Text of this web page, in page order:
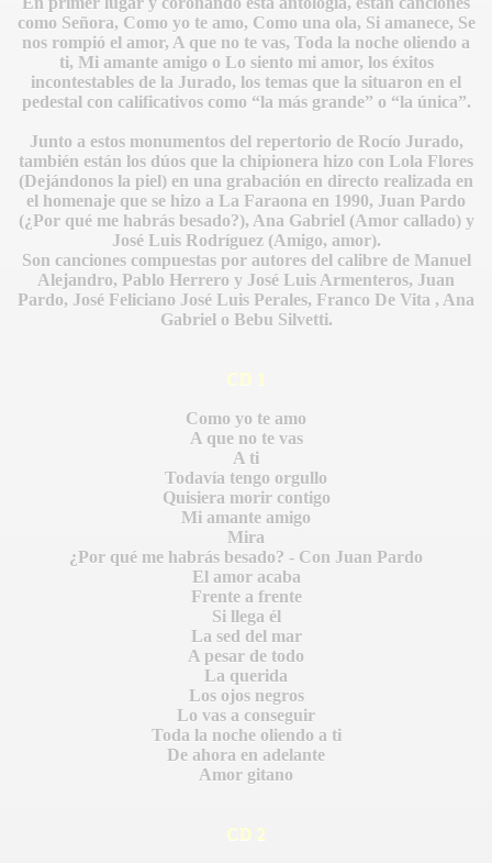
como Señora, Como yo te amo, Como una ola, Si amanece, Se
nos rompió el amor, A que no te vas, Toda la noche oliendo a
ti, Mi amante amigo o Lo siento mi amor, los éxitos
incontestables de la Jurado, los temas que la situaron en el
pedestal con calificativos como “la más grande” o “la única”.
Junto a estos monumentos del repertorio de Rocío Jurado,
también están los dúos que la chipionera hizo con Lola Flores
(Dejándonos la piel) en una grabación en directo realizada en
el homenaje que se hizo a La Faraona en 1990, Juan Pardo
(¿Por qué me habrás besado?), Ana Gabriel (Amor callado) y
José Luis Rodríguez (Amigo, amor).
Son canciones compuestas por autores del calibre de Manuel
Alejandro, Pablo Herrero y José Luis Armenteros, Juan
Pardo, José Feliciano José Luis Perales, Franco De Vita , Ana
Gabriel o Bebu Silvetti.
CD 1
Como yo te amo
A que no te vas
A ti
Todavía tengo orgullo
Quisiera morir contigo
Mi amante amigo
Mira
¿Por qué me habrás besado? - Con Juan Pardo
El amor acaba
Frente a frente
Si llega él
La sed del mar
A pesar de todo
La querida
Los ojos negros
Lo vas a conseguir
Toda la noche oliendo a ti
De ahora en adelante
Amor gitano
CD 2